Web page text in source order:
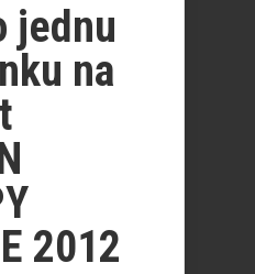
jednu
na
2012